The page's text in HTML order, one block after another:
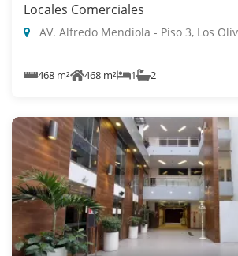
Locales Comerciales
AV. Alfredo Mendiola - Piso 3, Los
468 m² 468 m² 1 2